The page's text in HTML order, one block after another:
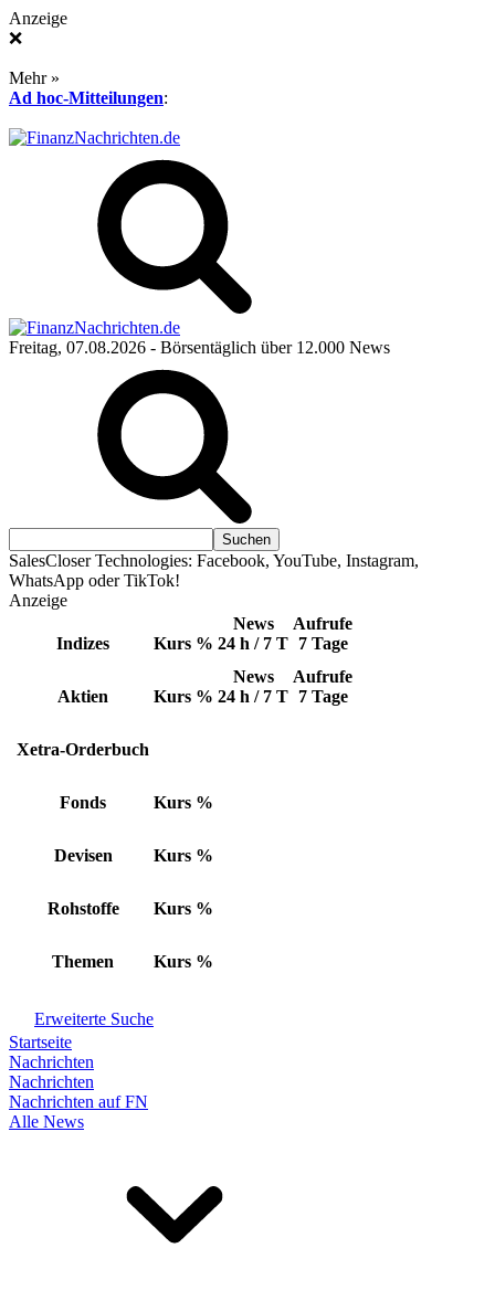
Anzeige
❌
Mehr »
Ad hoc-Mitteilungen:
Freitag, 07.08.2026 - Börsentäglich über 12.000 News
SalesCloser Technologies: Facebook, YouTube, Instagram,
WhatsApp oder TikTok!
Anzeige
Indizes Kurs %
News
24 h / 7 T
Aufrufe
7 Tage
Aktien Kurs %
News
24 h / 7 T
Aufrufe
7 Tage
Xetra-Orderbuch
Fonds Kurs %
Devisen Kurs %
Rohstoffe Kurs %
Themen Kurs %
Erweiterte Suche
Startseite
Nachrichten
Nachrichten
Nachrichten auf FN
Alle News